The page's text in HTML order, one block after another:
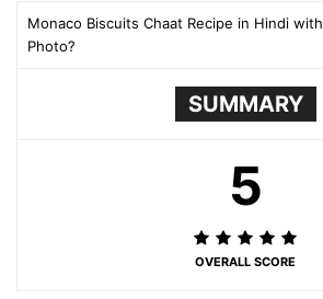
Monaco Biscuits Chaat Recipe in Hindi with
Photo?
SUMMARY
5
OVERALL SCORE